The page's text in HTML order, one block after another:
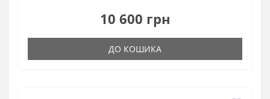
10 600 грн
ДО КОШИКА